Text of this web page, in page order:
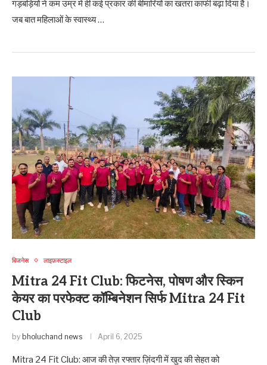
गड़बड़ियों ने कम उम्र में ही कई प्रकार की बीमारियों का खतरा काफी बढ़ा दिया है।
जब बात महिलाओं के स्वास्थ्य …
बिजनेस लाइफ़स्टाइल
Mitra 24 Fit Club: फिटनेस, पोषण और स्किन
केयर का परफेक्ट कॉम्बिनेशन सिर्फ Mitra 24 Fit
Club
by bholuchand news April 6, 2025
Mitra 24 Fit Club: आज की तेज़ रफ्तार ज़िंदगी में खुद की सेहत को